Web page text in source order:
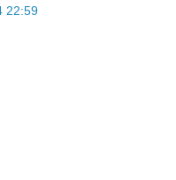
22:59